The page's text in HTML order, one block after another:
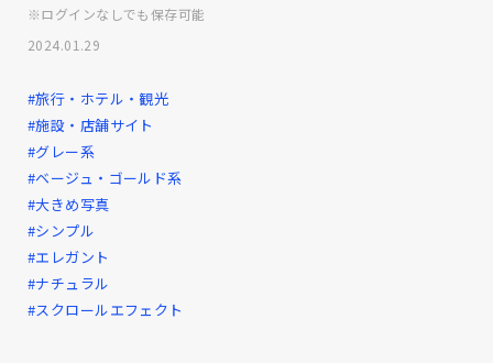
※ログインなしでも保存可能
2024.01.29
#旅行・ホテル・観光
#施設・店舗サイト
#グレー系
#ベージュ・ゴールド系
#大きめ写真
#シンプル
#エレガント
#ナチュラル
#スクロールエフェクト